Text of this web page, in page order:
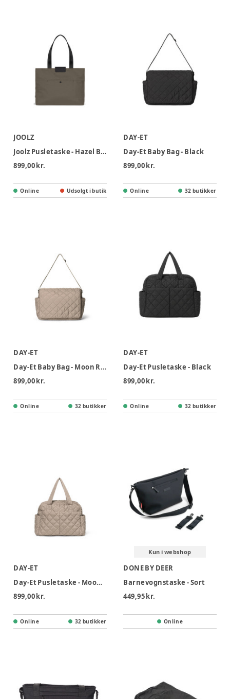
JOOLZ
Joolz Pusletaske - Hazel Brown
899,00 kr.
Online Udsolgt i butik
DAY-ET
Day-Et Baby Bag - Black
899,00 kr.
Online 32 butikker
DAY-ET
Day-Et Baby Bag - Moon Rock
899,00 kr.
Online 32 butikker
DAY-ET
Day-Et Pusletaske - Black
899,00 kr.
Online 32 butikker
DAY-ET
Day-Et Pusletaske - Moon Rock
899,00 kr.
Online 32 butikker
Kun i webshop
DONE BY DEER
Barnevognstaske - Sort
449,95 kr.
Online